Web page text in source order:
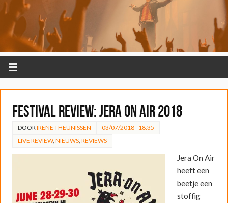
FESTIVAL REVIEW: Jera On Air 2018
DOOR IRENE THEUNISSEN
03/07/2018 - 18:35
LIVE REVIEW, NIEUWS, REVIEWS
Jera On Air
heeft een
beetje een
stoffig